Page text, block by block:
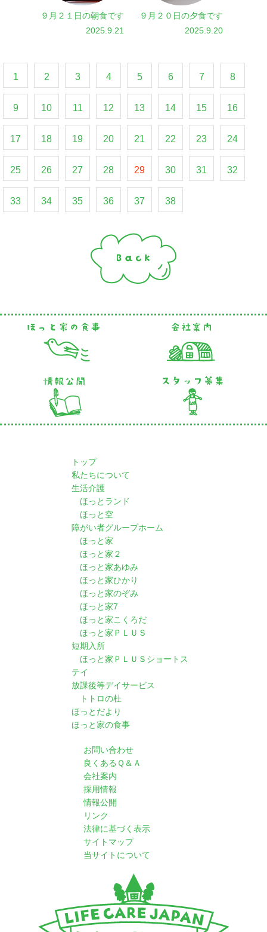
９月２１日の朝食です
2025.9.21
９月２０日の夕食です
2025.9.20
1 2 3 4 5 6 7 8
9 10 11 12 13 14 15 16
17 18 19 20 21 22 23 24
25 26 27 28 29 30 31 32
33 34 35 36 37 38
トップ
私たちについて
生活介護
ほっとランド
ほっと空
障がい者グループホーム
ほっと家
ほっと家２
ほっと家あゆみ
ほっと家ひかり
ほっと家のぞみ
ほっと家7
ほっと家こくろだ
ほっと家ＰＬＵＳ
短期入所
ほっと家ＰＬＵＳショートス
テイ
放課後等デイサービス
トトロの杜
ほっとだより
ほっと家の食事
お問い合わせ
良くあるＱ＆Ａ
会社案内
採用情報
情報公開
リンク
法律に基づく表示
サイトマップ
当サイトについて